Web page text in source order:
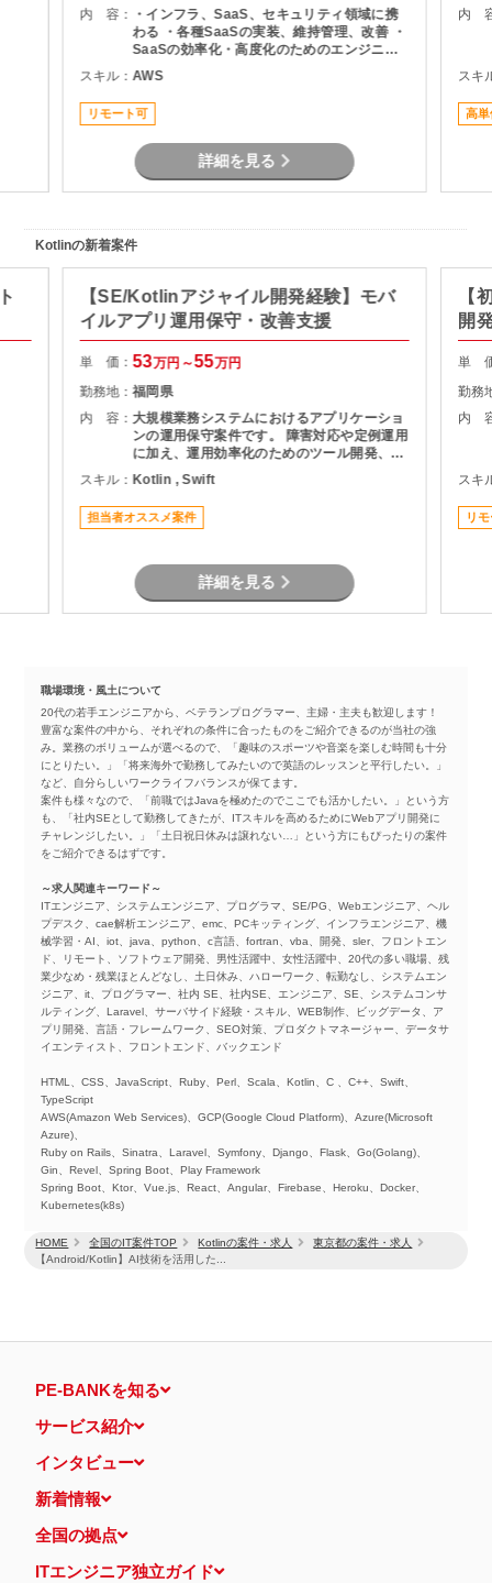
HOME 全国のIT案件TOP Kotlinの案件・求人
東京都の案件・求人
【Android/Kotlin】AI技術を活用した...
内 容：
・インフラ、SaaS、セキュリティ領域に携
わる ・各種SaaSの実装、維持管理、改善 ・
SaaSの効率化・高度化のためのエンジニア
リング ・SaaSのシステム課題・障害に対す
る対策の計画と実装 ・社内NWやオンプレサ
ーバの運用保守 ・拠点のネットワーク配備担
当
スキル：AWS
リモート可
詳細を見る
内
スキ
高単
Kotlinの新着案件
【SE/Kotlinアジャイル開発経験】モバ
イルアプリ運用保守・改善支援
単 価：53万円～55万円
勤務地：福岡県
内 容： 大規模業務システムにおけるアプリケーショ
ンの運用保守案件です。 障害対応や定例運用
に加え、運用効率化のためのツール開発、小
規模アプリケーション開発、業務プロセス改
善など幅広い業務をご担当いただきます。 運
用だけではなく改善提案や開発にも携われる
ため、モバイル開発経験を活かしながらスキ
スキル： Kotlin , Swift
担当者オススメ案件
詳細を見る
【
開
単
勤務
内
スキ
リ
職場環境・風土について
20代の若手エンジニアから、ベテランプログラマー、主婦・主夫も歓迎します！
豊富な案件の中から、それぞれの条件に合ったものをご紹介できるのが当社の強
み。業務のボリュームが選べるので、「趣味のスポーツや音楽を楽しむ時間も十分
にとりたい。」「将来海外で勤務してみたいので英語のレッスンと平行したい。」
など、自分らしいワークライフバランスが保てます。
案件も様々なので、「前職ではJavaを極めたのでここでも活かしたい。」という方
も、「社内SEとして勤務してきたが、ITスキルを高めるためにWebアプリ開発に
チャレンジしたい。」「土日祝日休みは譲れない…」という方にもぴったりの案件
をご紹介できるはずです。
～求人関連キーワード～
ITエンジニア、システムエンジニア、プログラマ、SE/PG、Webエンジニア、ヘル
プデスク、cae解析エンジニア、emc、PCキッティング、インフラエンジニア、機
械学習・AI、iot、java、python、c言語、fortran、vba、開発、sler、フロントエン
ド、リモート、ソフトウェア開発、男性活躍中、女性活躍中、20代の多い職場、残
業少なめ・残業ほとんどなし、土日休み、ハローワーク、転勤なし、システムエン
ジニア、it、プログラマー、社内 SE、社内SE、エンジニア、SE、システムコンサ
ルティング、Laravel、サーバサイド経験・スキル、WEB制作、ビッグデータ、ア
プリ開発、言語・フレームワーク、SEO対策、プロダクトマネージャー、データサ
イエンティスト、フロントエンド、バックエンド
HTML、CSS、JavaScript、Ruby、Perl、Scala、Kotlin、C 、C++、Swift、
TypeScript
AWS(Amazon Web Services)、GCP(Google Cloud Platform)、Azure(Microsoft
Azure)、
Ruby on Rails、Sinatra、Laravel、Symfony、Django、Flask、Go(Golang)、
Gin、Revel、Spring Boot、Play Framework
Spring Boot、Ktor、Vue.js、React、Angular、Firebase、Heroku、Docker、
Kubernetes(k8s)
PE-BANKを知る
サービス紹介
インタビュー
新着情報
全国の拠点
ITエンジニア独立ガイド